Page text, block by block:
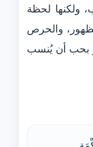
ولكنها لحظة
والحرص
بحب أن يُنسب